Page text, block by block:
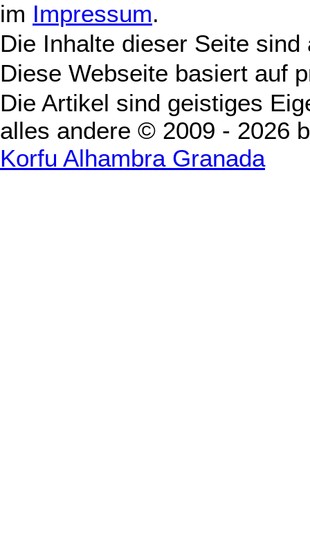
im Impressum.
Die Inhalte dieser Seite
Diese Webseite basiert auf
Die Artikel sind geistiges
alles andere © 2009 - 2026
Korfu Alhambra Granada